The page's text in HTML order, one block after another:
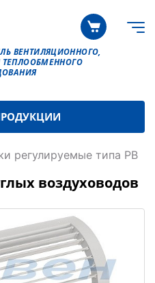
ВЕНТИЛЯЦИОННОГО,
регулируемые типа РВ
воздуховодов